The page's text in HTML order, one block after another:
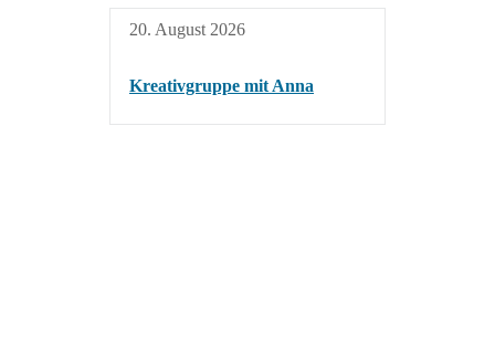
20. August 2026
Kreativgruppe mit Anna